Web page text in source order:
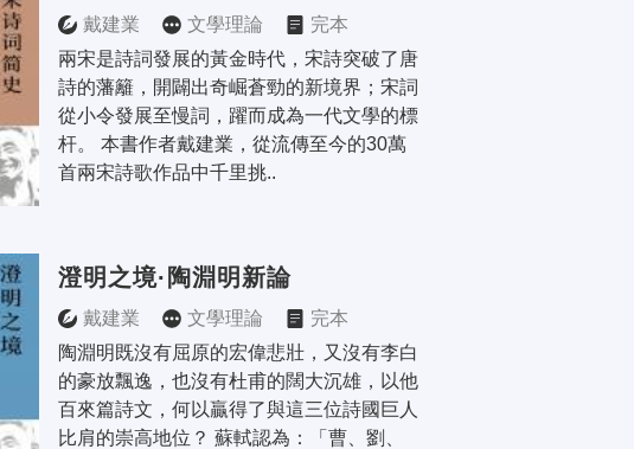
戴建業 文學理論
完本
兩宋是詩詞發展的黃金時代，宋詩突破了唐
詩的藩籬，開闢出奇崛蒼勁的新境界；宋詞
從小令發展至慢詞，躍而成為一代文學的標
杆。 本書作者戴建業，從流傳至今的30萬
首兩宋詩歌作品中千里挑..
澄明之境·陶淵明新論
戴建業 文學理論
完本
陶淵明既沒有屈原的宏偉悲壯，又沒有李白
的豪放飄逸，也沒有杜甫的闊大沉雄，以他
百來篇詩文，何以贏得了與這三位詩國巨人
比肩的崇高地位？ 蘇軾認為：「曹、劉、